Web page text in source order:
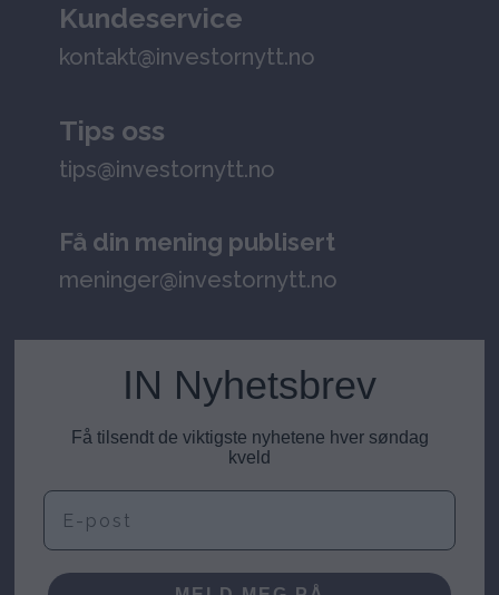
Kundeservice
kontakt@investornytt.no
Tips oss
tips@investornytt.no
Få din mening publisert
meninger@investornytt.no
IN Nyhetsbrev
Få tilsendt de viktigste nyhetene hver søndag
kveld
E-post